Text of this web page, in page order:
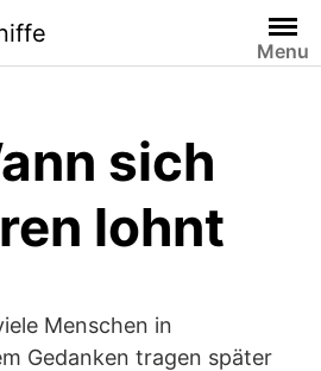
Menu
sich
lohnt
Menschen in
Gedanken tragen später